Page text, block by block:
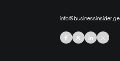
info@businessinsider.ge